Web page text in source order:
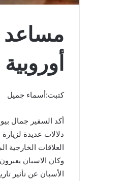
مساعد
كتبت:أسماء جميل
دلالات عديدة
العلاقات الخارجية
وكان الاسبان
الأسبان عن تأثير